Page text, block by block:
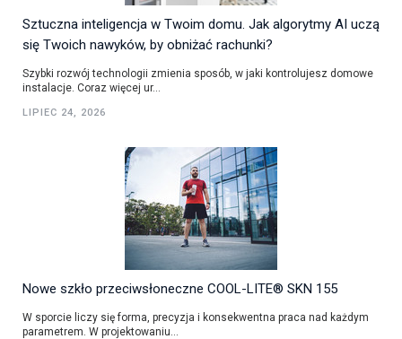
Sztuczna inteligencja w Twoim domu. Jak algorytmy AI uczą
się Twoich nawyków, by obniżać rachunki?
Szybki rozwój technologii zmienia sposób, w jaki kontrolujesz domowe
instalacje. Coraz więcej ur...
LIPIEC 24, 2026
Nowe szkło przeciwsłoneczne COOL-LITE® SKN 155
W sporcie liczy się forma, precyzja i konsekwentna praca nad każdym
parametrem. W projektowaniu...